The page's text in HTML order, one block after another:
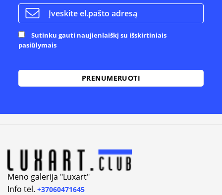
Sutinku gauti naujienlaiškį su išskirtiniais
pasiūlymais
Meno galerija "Luxart"
Info tel. +37060471645